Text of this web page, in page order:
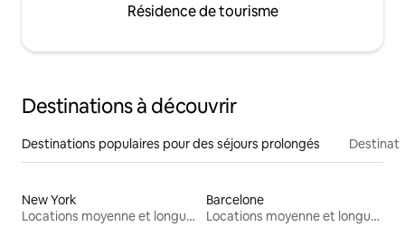
Résidence de tourisme
Destinations à découvrir
Destinations populaires pour des séjours prolongés
New York
Locations moyenne et longue durée
Barcelone
Locations moyenne et longue durée